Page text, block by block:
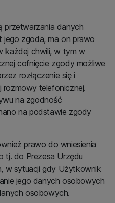
przetwarzania danych
zgoda, ma on prawo
każdej chwili, w tym w
cofnięcie zgody możliwe
rozłączenie się i
rozmowy telefonicznej.
na zgodność
na podstawie zgody
prawo do wniesienia
tj. do Prezesa Urzędu
w sytuacji gdy Użytkownik
jego danych osobowych
osobowych.